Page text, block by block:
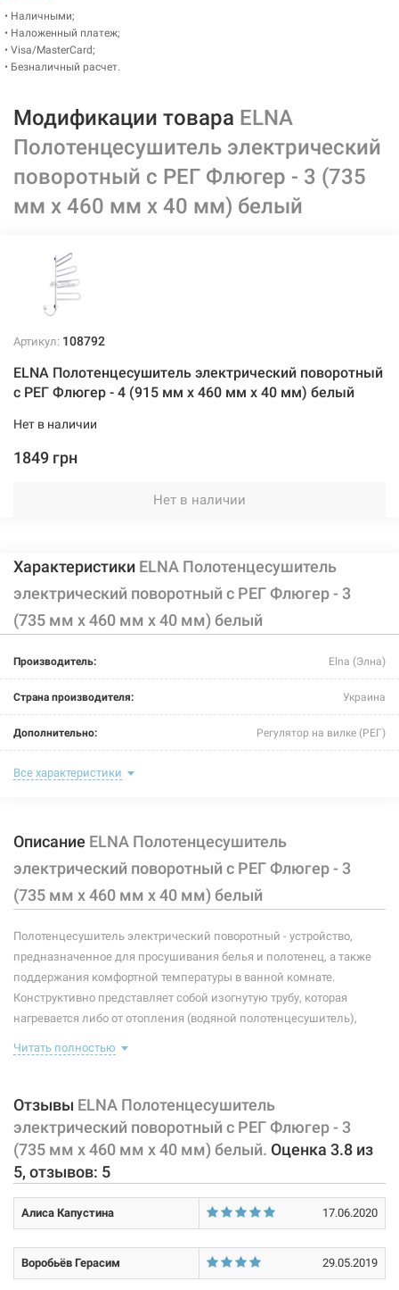
• Наличными;
• Наложенный платеж;
• Visa/MasterCard;
• Безналичный расчет.
Модификации товара ELNA
Полотенцесушитель электрический
поворотный с РЕГ Флюгер - 3 (735
мм х 460 мм х 40 мм) белый
Артикул: 108792
ELNA Полотенцесушитель электрический поворотный
с РЕГ Флюгер - 4 (915 мм х 460 мм х 40 мм) белый
Нет в наличии
1849 грн
Нет в наличии
Характеристики ELNA Полотенцесушитель
электрический поворотный с РЕГ Флюгер - 3
(735 мм х 460 мм х 40 мм) белый
Производитель: Elna (Элна)
Страна производителя: Украина
Дополнительно: Регулятор на вилке (РЕГ)
Цвет:
Глубина:
Высота: 735 мм
Мощность: 67 Вт
Тип крепления: поворотный
Тип подключения: универсальный
Материал корпуса:
Все характеристики
Описание ELNA Полотенцесушитель
электрический поворотный с РЕГ Флюгер - 3
(735 мм х 460 мм х 40 мм) белый
Полотенцесушитель электрический поворотный - устройство,
предназначенное для просушивания белья и полотенец, а также
поддержания комфортной температуры в ванной комнате.
Конструктивно представляет собой изогнутую трубу, которая
нагревается либо от отопления (водяной полотенцесушитель),
Плюс ко всему, правильно подобранный полотенцесушитель
температуры нагрева на вилке.
Характеристики и конфигурация изделия, а также комплектация
товара могут изменяться производителем без уведомления. За
внесенные производителем изменения, магазин ответственности
не несет.
Читать полностью
Отзывы ELNA Полотенцесушитель
электрический поворотный с РЕГ Флюгер - 3
(735 мм х 460 мм х 40 мм) белый. Оценка 3.8 из
5, отзывов: 5
Алиса Капустина 17.06.2020
Воробьёв Герасим 29.05.2019